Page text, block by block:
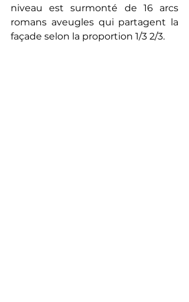
niveau est surmonté de 16 arcs
romans aveugles qui partagent la
façade selon la proportion 1/3 2/3.